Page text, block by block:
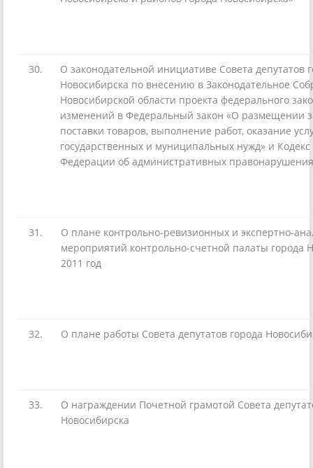
30.
О законодательной инициативе Совета депутатов
Новосибирска по внесению в Законодательное
Новосибирской области проекта федерального
изменений в Федеральный закон «О размещении
поставки товаров, выполнение работ, оказание
государственных и муниципальных нужд» и Кодекс
Федерации об административных
31.
О плане контрольно-ревизионных и экспертно-
мероприятий контрольно-счетной палаты города
2011 год
32. О плане работы Совета депутатов города
33.
О награждении Почетной грамотой Совета
Новосибирска